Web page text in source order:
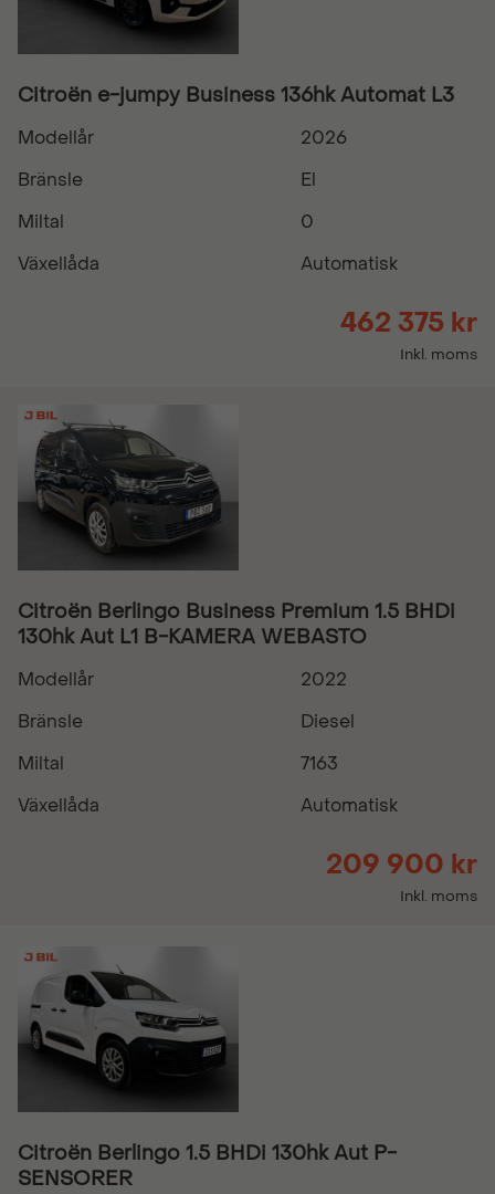
Citroën e-jumpy Business 136hk Automat L3
Modellår
2026
Bränsle
El
Miltal
0
Växellåda
Automatisk
462 375 kr
Inkl. moms
Citroën Berlingo Business Premium 1.5 BHDi
130hk Aut L1 B-KAMERA WEBASTO
Modellår
2022
Bränsle
Diesel
Miltal
7163
Växellåda
Automatisk
209 900 kr
Inkl. moms
Citroën Berlingo 1.5 BHDi 130hk Aut P-
SENSORER